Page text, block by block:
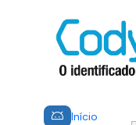
Início
A CODYLIFE PERMITE
INSTANTANEAMENTE